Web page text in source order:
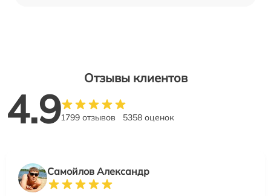
Отзывы клиентов
4.91799 отзывов 5358 оценок
Самойлов Александр